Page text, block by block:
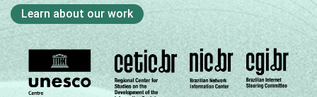
Learn about our work